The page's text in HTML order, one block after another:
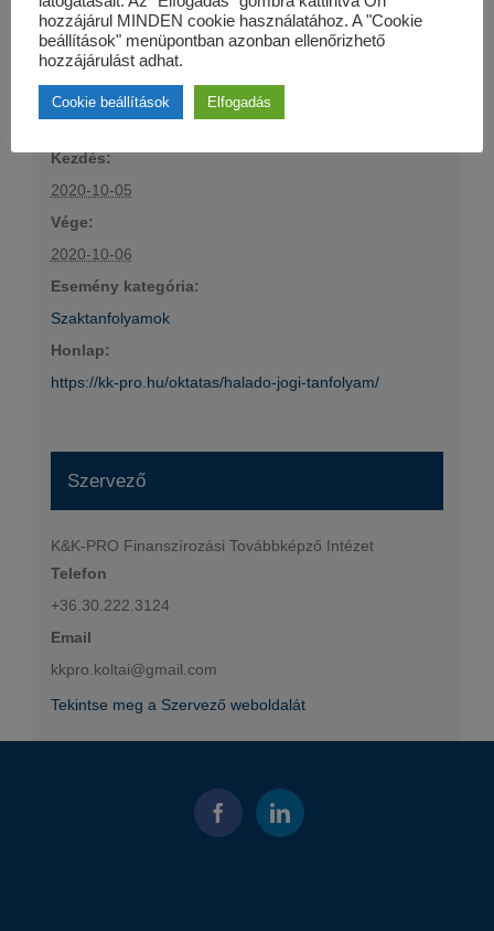
Részletek
Kezdés:
2020-10-05
Vége:
2020-10-06
Esemény kategória:
Szaktanfolyamok
Honlap:
https://kk-pro.hu/oktatas/halado-jogi-tanfolyam/
Szervező
K&K-PRO Finanszírozási Továbbképző Intézet
Telefon
+36.30.222.3124
Email
kkpro.koltai@gmail.com
Tekintse meg a Szervező weboldalát
hozzájárul MINDEN cookie használatához. A "Cookie
beállítások" menüpontban azonban ellenőrizhető
hozzájárulást adhat.
Cookie beállítások Elfogadás